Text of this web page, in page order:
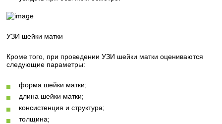
УЗИ шейки матки
Кроме того, при проведении УЗИ шейки матки оцениваются
следующие параметры:
форма шейки матки;
длина шейки матки;
консистенция и структура;
толщина;